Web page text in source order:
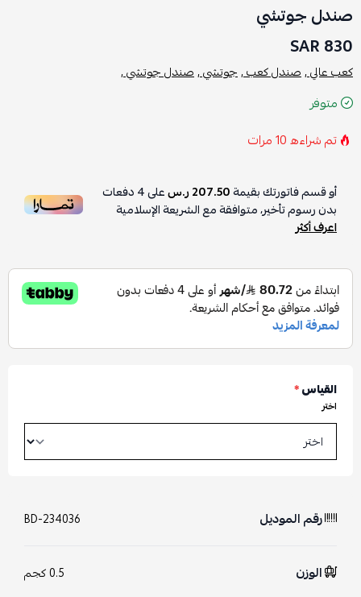
صندل جوتشي
830 SAR
كعب عالي ,صندل كعب ,جوتشي ,صندل جوتشي ,
متوفر
تم شراءه10مرات
أو قسم فاتورتك بقيمة207.50 ر.س على4دفعات
بدون رسوم تأخير، متوافقة مع الشريعة الإسلامية
اعرف أكثر
القياس*
اختر
رقم الموديل BD-234036
الوزن 0.5 كجم